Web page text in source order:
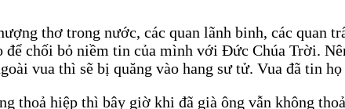
thơ trong nước, các quan lãnh binh, các quan
để chối bỏ niềm tin của mình với Đức Chúa Trời.
vua thì sẽ bị quăng vào hang sư tử. Vua đã tin
thoả hiệp thì bây giờ khi đã già ông vẫn không